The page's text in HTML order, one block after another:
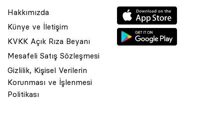
Hakkımızda
Künye ve İletişim
KVKK Açık Rıza Beyanı
Mesafeli Satış Sözleşmesi
Gizlilik, Kişisel Verilerin
Korunması ve İşlenmesi
Politikası
© 2001 Rota Yayın Yapım Tanıtım Tic. Ltd. Şti. Bu Sitede Bulunan